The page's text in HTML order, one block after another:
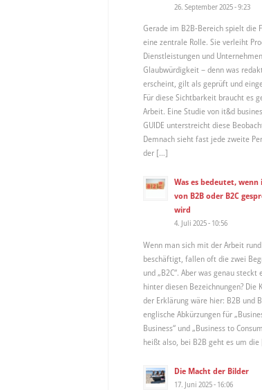
26. September 2025 - 9:23
Gerade im B2B-Bereich spielt die
eine zentrale Rolle. Sie verleiht
Dienstleistungen und
Glaubwürdigkeit – denn was
erscheint, gilt als geprüft und
Für diese Sichtbarkeit braucht es
Arbeit. Eine Studie von it&d
GUIDE unterstreicht diese
Demnach sieht fast jede zweite
der […]
Was es bedeutet, wenn
von B2B oder B2C
wird
4. Juli 2025 - 10:56
Wenn man sich mit der Arbeit rund
beschäftigt, fallen oft die zwei
und „B2C“. Aber was genau steckt
hinter diesen Bezeichnungen? Die
der Erklärung wäre hier: B2B und
englische Abkürzungen für
Business“ und „Business to
heißt also, bei B2B geht es um
Die Macht der Bilder
17. Juni 2025 - 16:06